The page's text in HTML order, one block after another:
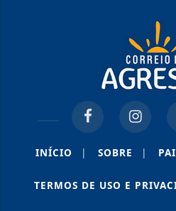
INÍCIO | SOBRE |
TERMOS DE USO E